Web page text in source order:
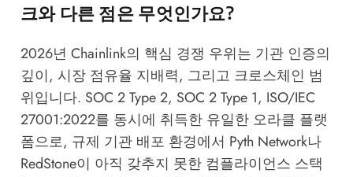
크와 다른 점은 무엇인가요?
2026년 Chainlink의 핵심 경쟁 우위는 기관 인증의
깊이, 시장 점유율 지배력, 그리고 크로스체인 범
위입니다. SOC 2 Type 2, SOC 2 Type 1, ISO/IEC
27001:2022를 동시에 취득한 유일한 오라클 플랫
폼으로, 규제 기관 배포 환경에서 Pyth Network나
RedStone이 아직 갖추지 못한 컴플라이언스 스택